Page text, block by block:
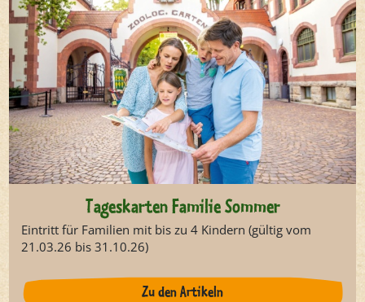
Tageskarten Familie Sommer
Eintritt für Familien mit bis zu 4 Kindern (gültig vom
21.03.26 bis 31.10.26)
Zu den Artikeln